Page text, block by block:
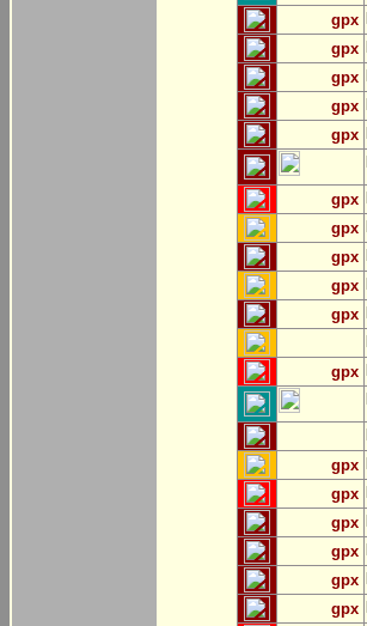
gpx
gpx
gpx
gpx
gpx
gpx
gpx
gpx
gpx
gpx
gpx
gpx
gpx
gpx
gpx
gpx
gpx